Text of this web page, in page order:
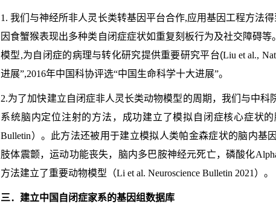
1. 我们与神经所非人灵长类转基因平台合作,应用基因工程方法
因食蟹猴表现出多种类自闭症症状如重复刻板行为及社交障碍
模型,为自闭症的病理与转化研究提供重要研究平台(Liu et al.,
进展”,2016年中国科协评选“中国生命科学十大进展”。
2.为了加快建立自闭症非人灵长类动物模型的周期，我们与中科
系统脑内定位注射的方法，成功建立了模拟自闭症核心症状
Bulletin） 。此方法还被用于建立模拟人类帕金森症状的脑内基
肢体震颤，运动功能丧失，脑内多巴胺神经元死亡，磷酸化
方法建立了重要动物模型 （Li et al. Neuroscience Bulletin 2021 ）。
三．建立中国自闭症家系的基因组数据库